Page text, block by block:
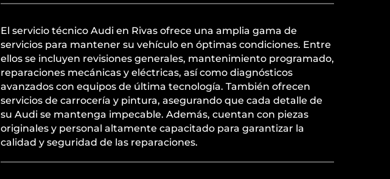
El servicio técnico Audi en Rivas ofrece una amplia gama de
servicios para mantener su vehículo en óptimas condiciones. Entre
ellos se incluyen revisiones generales, mantenimiento programado,
reparaciones mecánicas y eléctricas, así como diagnósticos
avanzados con equipos de última tecnología. También ofrecen
servicios de carrocería y pintura, asegurando que cada detalle de
su Audi se mantenga impecable. Además, cuentan con piezas
originales y personal altamente capacitado para garantizar la
calidad y seguridad de las reparaciones.